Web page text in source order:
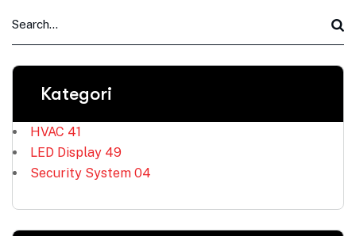
Kategori
HVAC 41
LED Display 49
Security System 04